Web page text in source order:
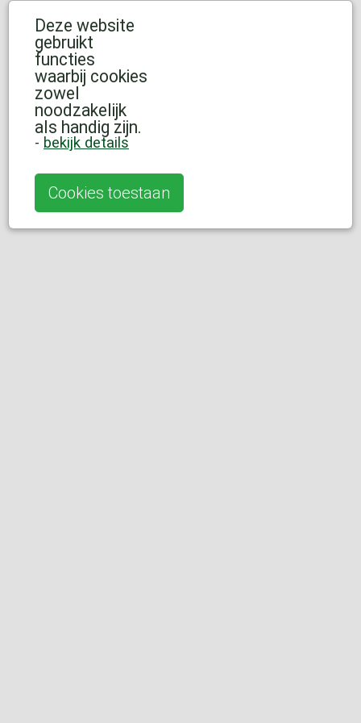
Deze website
gebruikt
functies
waarbij cookies
zowel
noodzakelijk
als handig zijn.
- bekijk details
Cookies toestaan